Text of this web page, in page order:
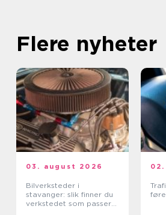
Flere nyheter
03. august 2026
Bilverksteder i
stavanger: slik finner du
verkstedet som passer